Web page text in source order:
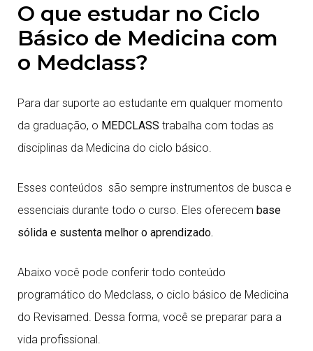
O que estudar no Ciclo
Básico de Medicina com
o Medclass?
Para dar suporte ao estudante em qualquer momento
da graduação, o MEDCLASS trabalha com todas as
disciplinas da Medicina do ciclo básico.
Esses conteúdos são sempre instrumentos de busca e
essenciais durante todo o curso. Eles oferecem base
sólida e sustenta melhor o aprendizado.
Abaixo você pode conferir todo conteúdo
programático do Medclass, o ciclo básico de Medicina
do Revisamed. Dessa forma, você se preparar para a
vida profissional.